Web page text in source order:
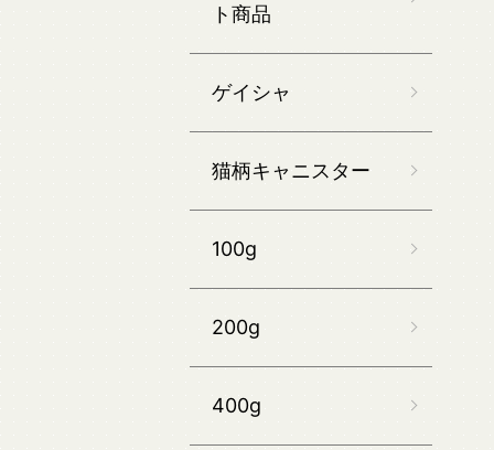
ト商品
ゲイシャ
猫柄キャニスター
100g
200g
400g